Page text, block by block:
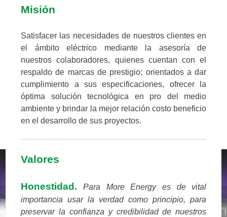
Misión
Satisfacer las necesidades de nuestros clientes en
el ámbito eléctrico mediante la asesoría de
nuestros colaboradores, quienes cuentan con el
respaldo de marcas de prestigio; orientados a dar
cumplimiento a sus especificaciones, ofrecer la
óptima solución tecnológica en pro del medio
ambiente y brindar la mejor relación costo beneficio
en el desarrollo de sus proyectos.
Valores
Honestidad.
Para More Energy es de vital
importancia usar la verdad como principio, para
preservar la confianza y credibilidad de nuestros